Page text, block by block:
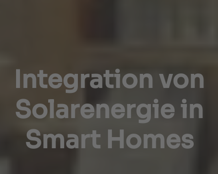
Integration von
Solarenergie in
Smart Homes